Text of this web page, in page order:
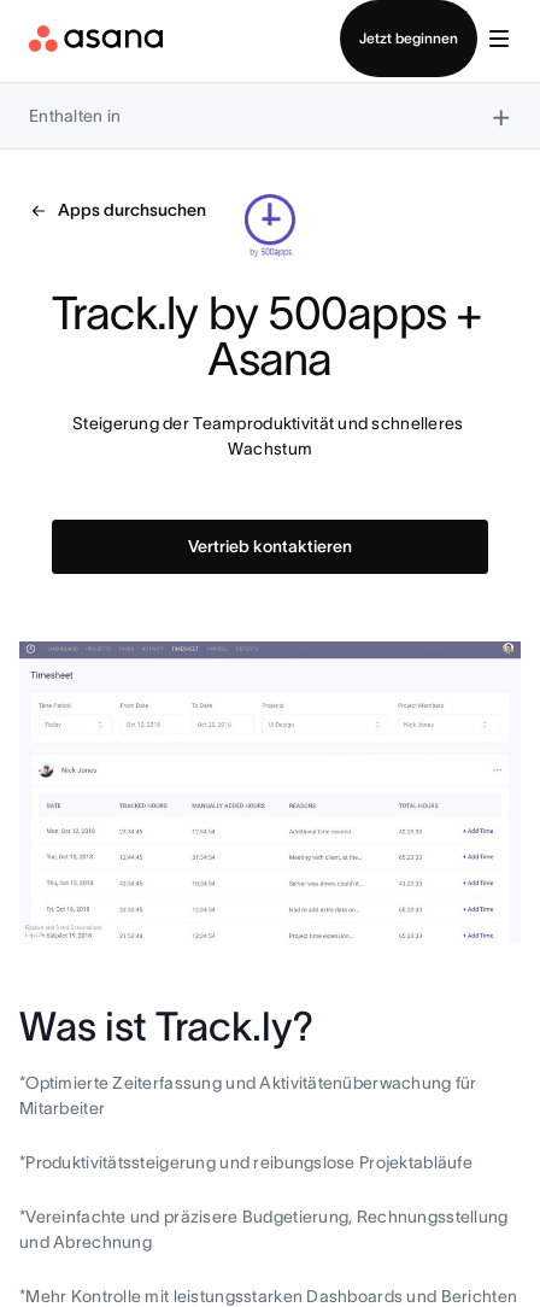
Jetzt beginnen
Vertrieb kontaktieren
Enthalten in ×
Apps durchsuchen
Track.ly by 500apps +
Asana
Steigerung der Teamproduktivität und schnelleres
Wachstum
Vertrieb kontaktieren
Was ist Track.ly?
*Optimierte Zeiterfassung und Aktivitätenüberwachung für
Mitarbeiter
*Produktivitätssteigerung und reibungslose Projektabläufe
*Vereinfachte und präzisere Budgetierung, Rechnungsstellung
und Abrechnung
*Mehr Kontrolle mit leistungsstarken Dashboards und Berichten